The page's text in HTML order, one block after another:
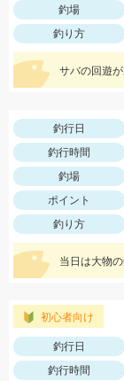
釣場
釣り方
釣行日
釣行時間
釣場
ポイント
釣り方
初心者向け
釣行日
釣行時間